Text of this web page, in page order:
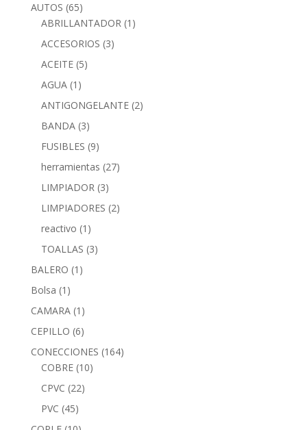
AUTOS (65)
ABRILLANTADOR (1)
ACCESORIOS (3)
ACEITE (5)
AGUA (1)
ANTIGONGELANTE (2)
BANDA (3)
FUSIBLES (9)
herramientas (27)
LIMPIADOR (3)
LIMPIADORES (2)
reactivo (1)
TOALLAS (3)
BALERO (1)
Bolsa (1)
CAMARA (1)
CEPILLO (6)
CONECCIONES (164)
COBRE (10)
CPVC (22)
PVC (45)